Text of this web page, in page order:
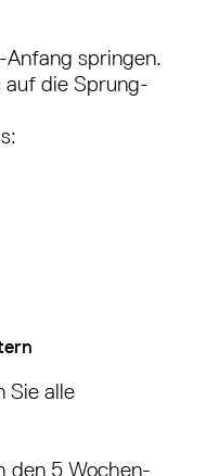
Anfang springen.
auf die Sprung-
Sie alle
den 5 Wochen-